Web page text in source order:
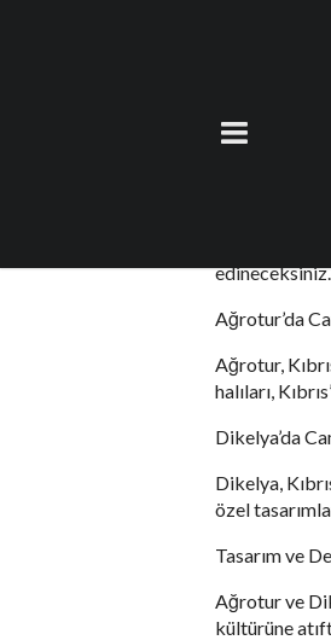
edineceksiniz.
Ağrotur’da
Ağrotur,
halıları,
Dikelya’da
Dikelya,
özel
Tasarım ve
Ağrotur ve
kültürüne